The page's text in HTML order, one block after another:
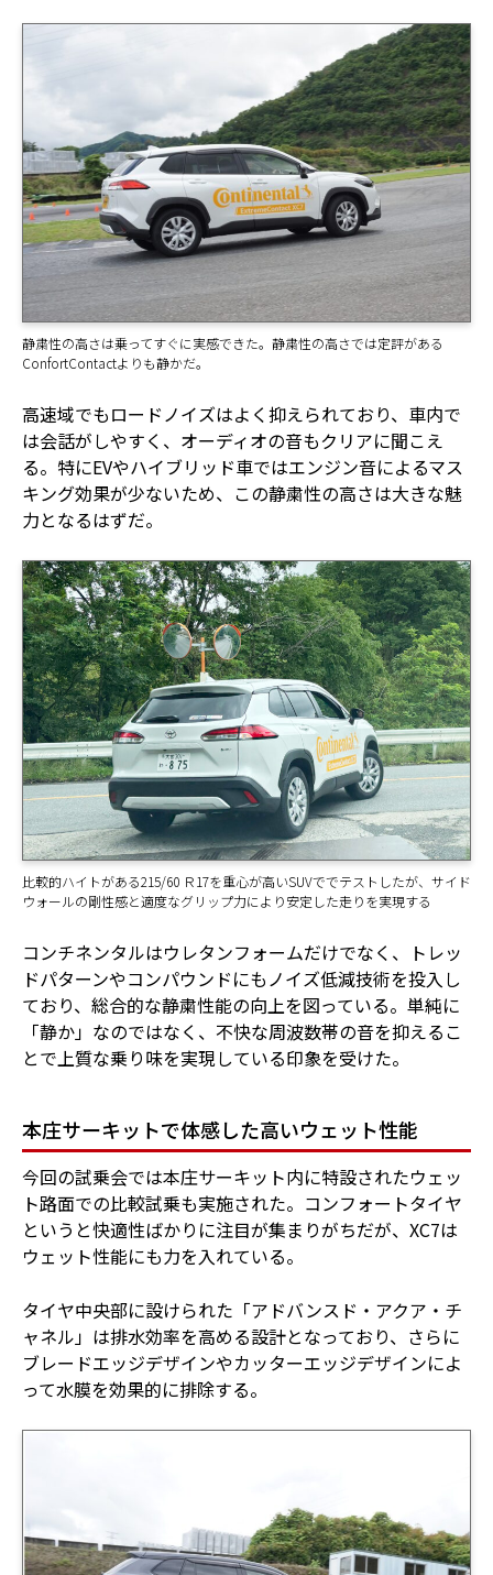
静粛性の高さは乗ってすぐに実感できた。静粛性の高さでは定評がある
ConfortContactよりも静かだ。
高速域でもロードノイズはよく抑えられており、車内で
は会話がしやすく、オーディオの音もクリアに聞こえ
る。特にEVやハイブリッド車ではエンジン音によるマス
キング効果が少ないため、この静粛性の高さは大きな魅
力となるはずだ。
比較的ハイトがある215/60 Ｒ17を重心が高いSUVででテストしたが、サイド
ウォールの剛性感と適度なグリップ力により安定した走りを実現する
コンチネンタルはウレタンフォームだけでなく、トレッ
ドパターンやコンパウンドにもノイズ低減技術を投入し
ており、総合的な静粛性能の向上を図っている。単純に
「静か」なのではなく、不快な周波数帯の音を抑えるこ
とで上質な乗り味を実現している印象を受けた。
本庄サーキットで体感した高いウェット性能
今回の試乗会では本庄サーキット内に特設されたウェッ
ト路面での比較試乗も実施された。コンフォートタイヤ
というと快適性ばかりに注目が集まりがちだが、XC7は
ウェット性能にも力を入れている。
タイヤ中央部に設けられた「アドバンスド・アクア・チ
ャネル」は排水効率を高める設計となっており、さらに
ブレードエッジデザインやカッターエッジデザインによ
って水膜を効果的に排除する。